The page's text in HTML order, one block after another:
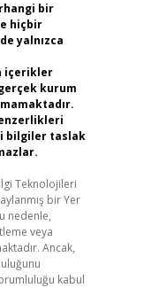
bir
hiçbir
yalnızca
içerikler
kurum
bilgiler taslak
Teknolojileri
bir Yer
nedenle,
veya
Ancak,
kabul